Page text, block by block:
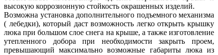
высокую коррозионную стойкость окрашенных изделий.
Возможна установка дополнительного подъемного механизма
( лебедки), который даст возможность легко открыть крышку
люка при большом слое снега на крыше, а также изготовление
утепленного добора при необходимости закрыть проем,
превышающий максимально возможные габариты люка из